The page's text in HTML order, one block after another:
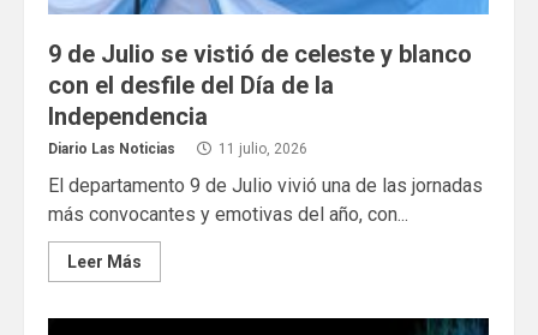
9 de Julio se vistió de celeste y blanco
con el desfile del Día de la
Independencia
Diario Las Noticias 11 julio, 2026
El departamento 9 de Julio vivió una de las jornadas
más convocantes y emotivas del año, con...
Leer Más